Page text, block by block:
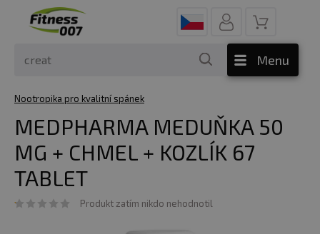
Menu
Nootropika pro kvalitní spánek
MEDPHARMA MEDUŇKA 50
MG + CHMEL + KOZLÍK 67
TABLET
Produkt zatím nikdo nehodnotil